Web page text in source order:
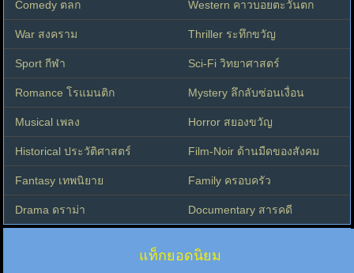
Comedy ตลก Western คาวบอยตะวันตก
War สงคราม Thriller ระทึกขวัญ
Sport กีฬา Sci-Fi วิทยาศาสตร์
Romance โรแมนติก Mystery ลึกลับซ่อนเงื่อน
Musical เพลง Horror สยองขวัญ
Historical ประวัติศาสตร์ Film-Noir ด้านมืดของสังคม
Fantasy เทพนิยาย Family ครอบครัว
Drama ดราม่า Documentary สารคดี
แท็กยอดนิยม